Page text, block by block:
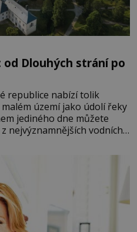
Dlouhých strání po
republice nabízí tolik
území jako údolí řeky
jediného dne můžete
nejvýznamnějších vodních
poznáváním památek ve